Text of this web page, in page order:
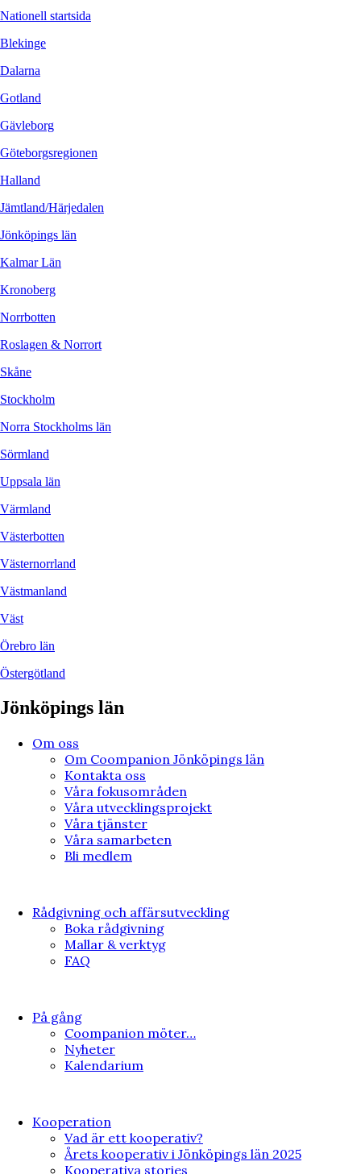
Nationell startsida
Blekinge
Dalarna
Gotland
Gävleborg
Göteborgsregionen
Halland
Jämtland/Härjedalen
Jönköpings län
Kalmar Län
Kronoberg
Norrbotten
Roslagen & Norrort
Skåne
Stockholm
Norra Stockholms län
Sörmland
Uppsala län
Värmland
Västerbotten
Västernorrland
Västmanland
Väst
Örebro län
Östergötland
Jönköpings län
Om oss
Om Coompanion Jönköpings län
Kontakta oss
Våra fokusområden
Våra utvecklingsprojekt
Våra tjänster
Våra samarbeten
Bli medlem
Rådgivning och affärsutveckling
Boka rådgivning
Mallar & verktyg
FAQ
På gång
Coompanion möter…
Nyheter
Kalendarium
Kooperation
Vad är ett kooperativ?
Årets kooperativ i Jönköpings län 2025
Kooperativa stories